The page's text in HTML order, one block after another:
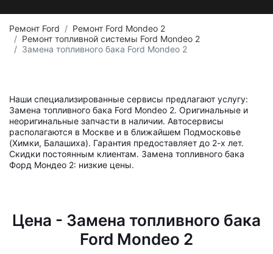
Ремонт Ford
Ремонт Ford Mondeo 2
Ремонт топливной системы Ford Mondeo 2
Замена топливного бака Ford Mondeo 2
Наши специализированные сервисы предлагают услугу:
Замена топливного бака Ford Mondeo 2. Оригинальные и
неоригинальные запчасти в наличии. Автосервисы
располагаются в Москве и в ближайшем Подмосковье
(Химки, Балашиха). Гарантия предоставляет до 2-х лет.
Скидки постоянным клиентам. Замена топливного бака
Форд Мондео 2: низкие цены.
Цена - Замена топливного бака
Ford Mondeo 2